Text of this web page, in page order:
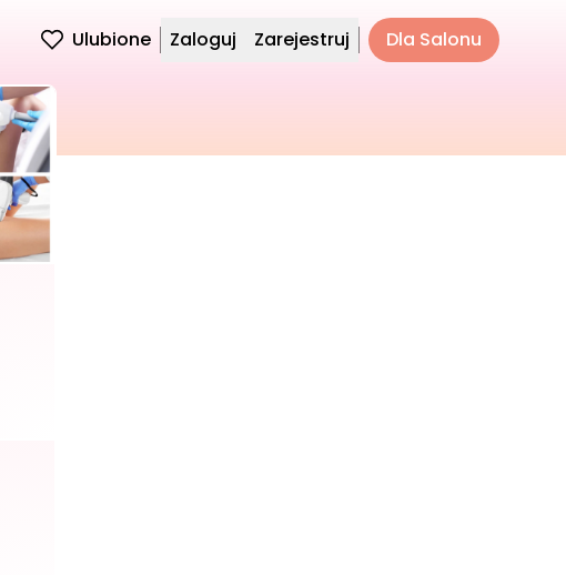
Ulubione Zaloguj Zarejestruj Dla Salonu